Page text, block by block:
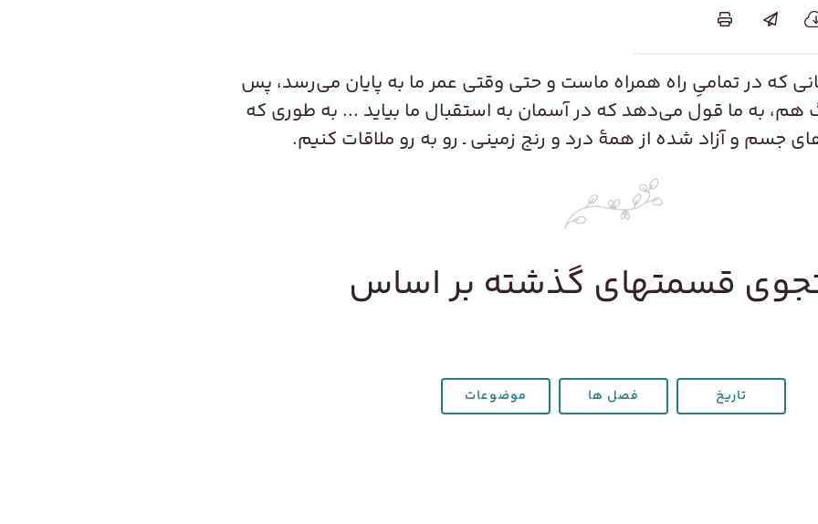
که در تمامی‌ِ راه همراه ماست و حتی وقتی عمر ما به پایان می‌رسد، پس
هم، به ما قول می‌دهد که در آسمان به استقبال ما بیاید ... به طوری که
جسم و آزاد شده از همۀ درد و رنج زمینی ـ رو به رو ملاقات کنیم.
قسمتهای گذشته بر اساس
تاریخ فصل ها موضوعات